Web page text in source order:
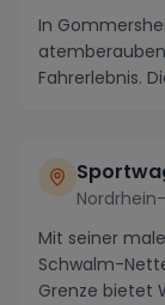
In
Fahrerlebnis.
Mit seiner
Schwalm-
Grenze bietet